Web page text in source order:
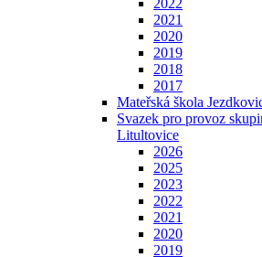
2021
2020
2019
2018
2017
Mateřská škola
Svazek pro provoz
Litultovice
2026
2025
2023
2022
2021
2020
2019